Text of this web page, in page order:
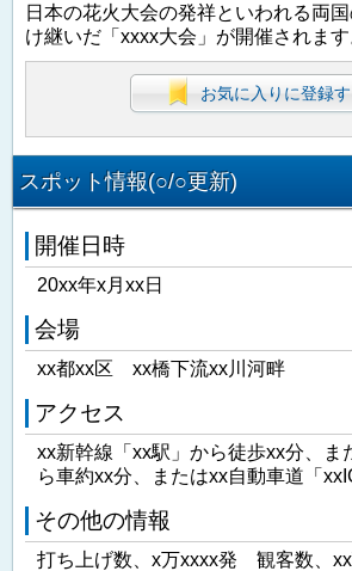
日本の花火大会の発祥といわれる両
け継いだ「xxxx大会」が開催されます
お気に入りに登録
スポット情報(○/○更新)
開催日時
20xx年x月xx日
会場
xx都xx区 xx橋下流xx川河畔
アクセス
xx新幹線「xx駅」から徒歩xx分、ま
ら車約xx分、またはxx自動車道「
その他の情報
打ち上げ数、x万xxxx発 観客数、